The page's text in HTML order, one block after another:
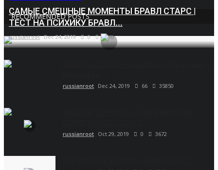
RECOMMENDED POSTS
САМЫЕ СМЕШНЫЕ МОМЕНТЫ БРАВЛ СТАРС |
ТЕСТ НА ПСИХИКУ БРАВЛ...
russianroot Dec 24, 2019 0 5670
russianroot Dec 24, 2019 66 35850
russianroot Oct 29, 2019 0 3672